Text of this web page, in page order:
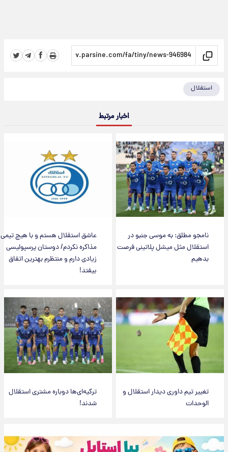
استقلال
اخبار مرتبط
نامجو مطلق: به موسی جنبو در
استقلال مثل میشل پلاتینی فرصت
بدهیم
عاشق استقلال هستم و با هیچ تیمی
مذاکره نکردم/ دوستان پرسپولیسی
زیادی دارم و منتظرم بهترین اتفاق
بیفتد!
تغییر تیم داوری دیدار استقلال و
الوحدات
ترکیه‌ای‌ها دوباره مشتری استقلال
شدند!